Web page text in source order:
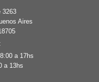
3263
Aires
a 17hs
a 13hs